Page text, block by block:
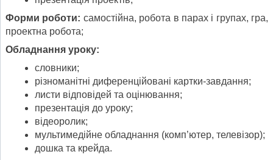
Форми роботи: самостійна, робота в парах і групах, гра,
проектна робота;
Обладнання уроку:
словники;
різноманітні диференційовані картки-завдання;
листи відповідей та оцінювання;
презентація до уроку;
відеоролик;
мультимедійне обладнання (комп’ютер, телевізор);
дошка та крейда.